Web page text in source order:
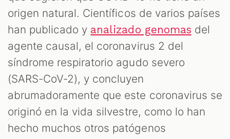
origen natural. Científicos de varios países
han publicado y analizado genomas del
agente causal, el coronavirus 2 del
síndrome respiratorio agudo severo
(SARS-CoV-2), y concluyen
abrumadoramente que este coronavirus se
originó en la vida silvestre, como lo han
hecho muchos otros patógenos